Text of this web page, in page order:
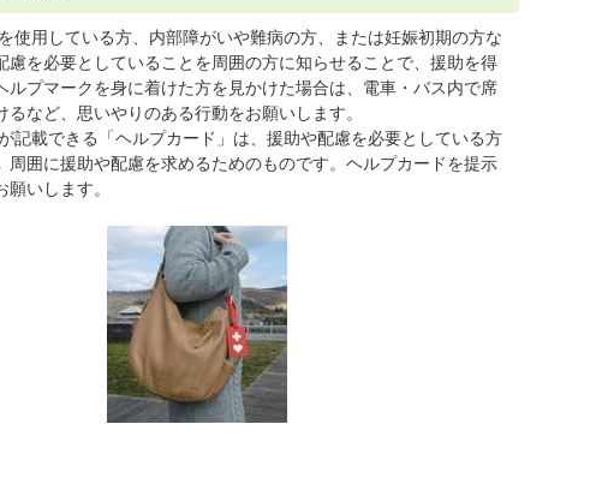
使用している方、内部障がいや難病の方、または妊娠初期の方な
慮を必要としていることを周囲の方に知らせることで、援助を得
プマークを身に着けた方を見かけた場合は、電車・バス内で席
など、思いやりのある行動をお願いします。
記載できる「ヘルプカード」は、援助や配慮を必要としている方
囲に援助や配慮を求めるためのものです。ヘルプカードを提示
いします。